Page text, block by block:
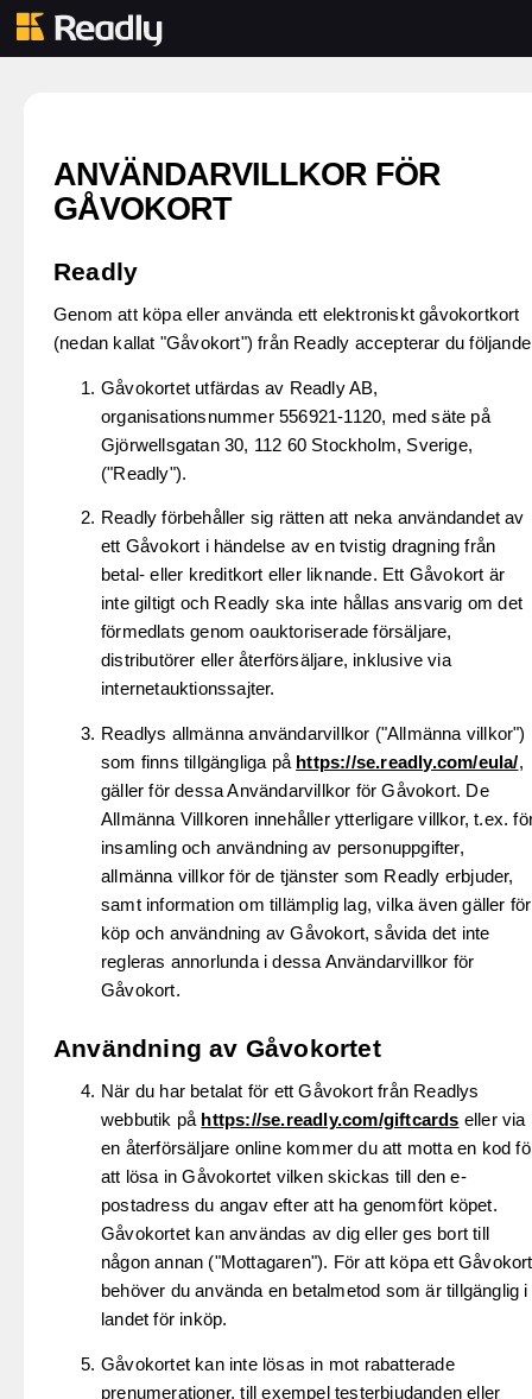
ANVÄNDARVILLKOR FÖR
GÅVOKORT
Readly
Genom att köpa eller använda ett elektroniskt gåvokortkort
(nedan kallat "Gåvokort") från Readly accepterar du
Gåvokortet utfärdas av Readly AB,
organisationsnummer 556921-1120, med säte på
Gjörwellsgatan 30, 112 60 Stockholm, Sverige,
("Readly").
Readly förbehåller sig rätten att neka användandet av
ett Gåvokort i händelse av en tvistig dragning från
betal- eller kreditkort eller liknande. Ett Gåvokort är
inte giltigt och Readly ska inte hållas ansvarig om det
förmedlats genom oauktoriserade försäljare,
distributörer eller återförsäljare, inklusive via
internetauktionssajter.
Readlys allmänna användarvillkor ("Allmänna villkor")
som finns tillgängliga på https://se.readly.com/eula/,
gäller för dessa Användarvillkor för Gåvokort. De
Allmänna Villkoren innehåller ytterligare villkor, t.ex.
insamling och användning av personuppgifter,
allmänna villkor för de tjänster som Readly erbjuder,
samt information om tillämplig lag, vilka även gäller för
köp och användning av Gåvokort, såvida det inte
regleras annorlunda i dessa Användarvillkor för
Gåvokort.
Användning av Gåvokortet
När du har betalat för ett Gåvokort från Readlys
webbutik på https://se.readly.com/giftcards eller via
en återförsäljare online kommer du att motta en kod
att lösa in Gåvokortet vilken skickas till den e-
postadress du angav efter att ha genomfört köpet.
Gåvokortet kan användas av dig eller ges bort till
någon annan ("Mottagaren"). För att köpa ett Gåvokort
behöver du använda en betalmetod som är tillgänglig i
landet för inköp.
Gåvokortet kan inte lösas in mot rabatterade
prenumerationer, till exempel testerbjudanden eller